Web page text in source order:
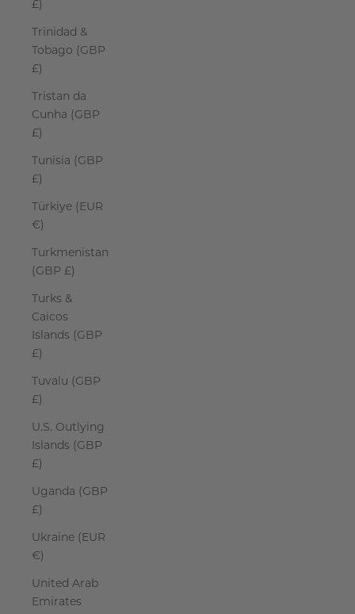
£)
Trinidad &
Tobago (GBP
£)
Tristan da
Cunha (GBP
£)
Tunisia (GBP
£)
Türkiye (EUR
€)
Turkmenistan
(GBP £)
Turks &
Caicos
Islands (GBP
£)
Tuvalu (GBP
£)
U.S. Outlying
Islands (GBP
£)
Uganda (GBP
£)
Ukraine (EUR
€)
United Arab
Emirates